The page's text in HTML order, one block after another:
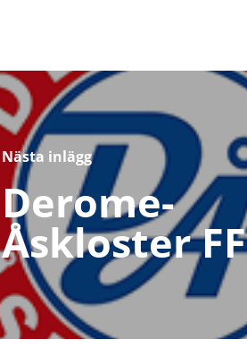
Nästa inlägg
Derome-
Åskloster FF